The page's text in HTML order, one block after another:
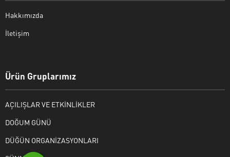
Hakkımızda
İletişim
Ürün Gruplarımız
AÇILIŞLAR VE ETKİNLİKLER
DOĞUM GÜNÜ
DÜĞÜN ORGANİZASYONLARI